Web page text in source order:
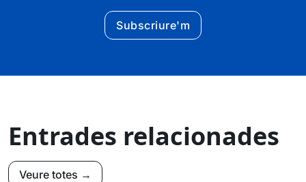
Subscriure'm
Entrades relacionades
Veure totes →